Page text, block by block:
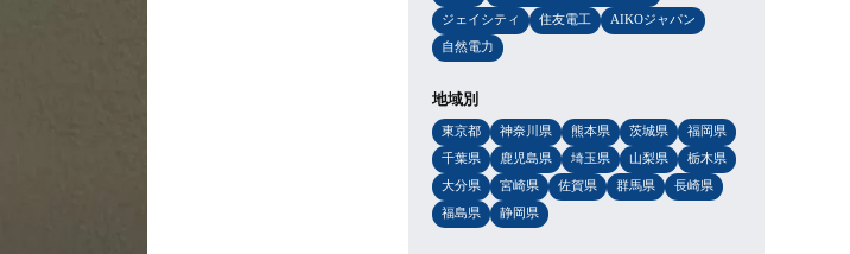
ジェイシティ
住友電工
AIKOジャパン
自然電力
地域別
東京都 神奈川県 熊本県 茨城県
福岡県
千葉県
鹿児島県 埼玉県 山梨県
栃木県
大分県
宮崎県 佐賀県 群馬県
長崎県
福島県
静岡県